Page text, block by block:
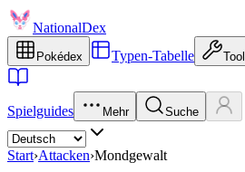
NationalDex
Pokédex Typen-Tabelle
Spielguides Mehr Suche
Start›Attacken›Mondgewalt